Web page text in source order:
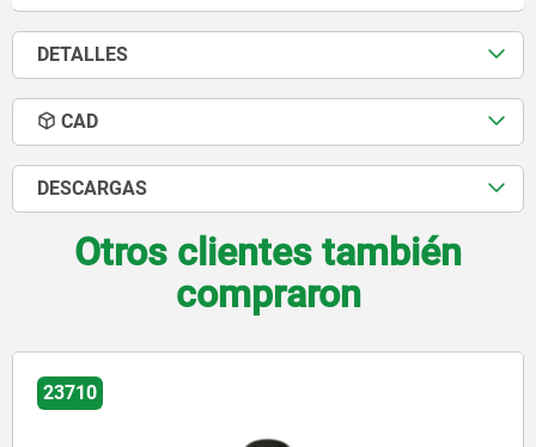
DETALLES
CAD
DESCARGAS
Otros clientes también
compraron
23678-10